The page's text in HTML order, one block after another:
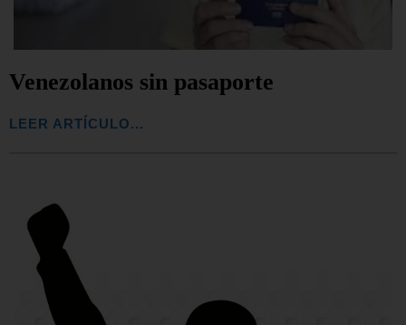
Venezolanos sin pasaporte
LEER ARTÍCULO...